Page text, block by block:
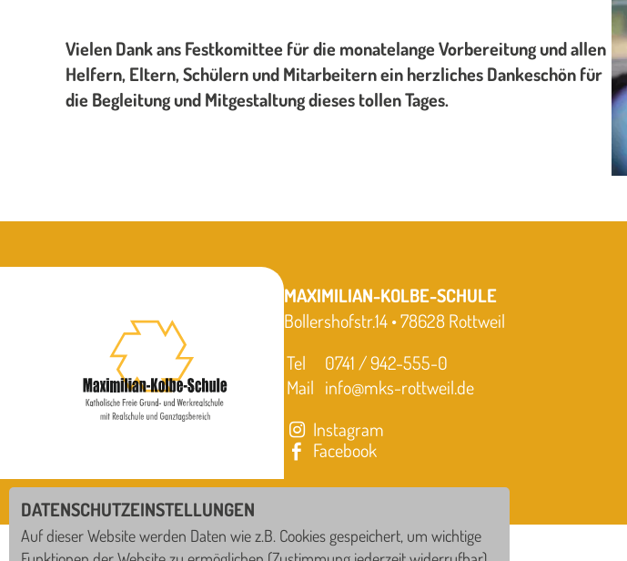
Vielen Dank ans Festkomittee für die monatelange Vorbereitung und allen
Helfern, Eltern, Schülern und Mitarbeitern ein herzliches Dankeschön für
die Begleitung und Mitgestaltung dieses tollen Tages.
MAXIMILIAN-KOLBE-SCHULE
Bollershofstr.14 • 78628 Rottweil
Tel
0741 / 942-555-0
Mail info@mks-rottweil.de
Instagram
Facebook
DATENSCHUTZEINSTELLUNGEN
Auf dieser Website werden Daten wie z.B. Cookies gespeichert, um wichtige